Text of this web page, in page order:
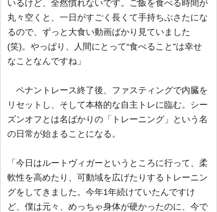
いるけど、全然慣れないです。ご飯を食べる時間が
丸々空くと、一日がすごく長くて手持ちぶさたにな
るので、ずっと大食い動画ばかり見ていました
(笑)。やっぱり、人間にとって“食べること”は幸せ
なことなんですね」
ペナントレース終了後、ファスティングで内臓を
リセットし、そして本格的な自主トレに臨む。シー
ズンオフとは名ばかりの「トレーニング」という名
の日常が始まることになる。
「今日はルートヴィガーというところに行って、柔
軟性を高めたり、可動域を広げたりするトレーニン
グをしてきました。今年1年続けていたんですけ
ど、僕は元々、めっちゃ身体が硬かったのに、今で